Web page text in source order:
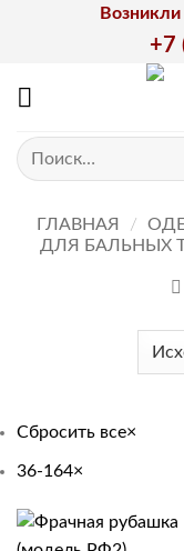
+7
Искать:
ГЛАВНАЯ /
ДЛЯ БАЛЬНЫХ
Сбросить все×
36-164×